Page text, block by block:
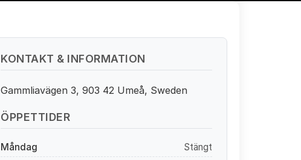
KONTAKT & INFORMATION
Gammliavägen 3, 903 42 Umeå, Sweden
ÖPPETTIDER
Måndag
Stängt